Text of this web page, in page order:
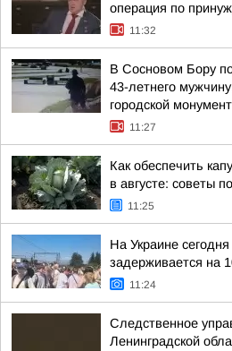
операция по
11:32
В Сосновом Бору
43-летнего
городской монумент
11:27
Как обеспечить
в августе: советы
11:25
На Украине
задерживается на
11:24
Следственное
Ленинградской